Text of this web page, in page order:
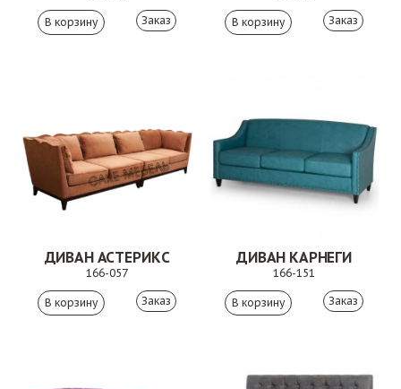
Заказ Заказ
ДИВАН АСТЕРИКС
166-057
Заказ
ДИВАН КАРНЕГИ
166-151
Заказ